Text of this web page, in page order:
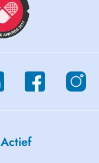
Actief